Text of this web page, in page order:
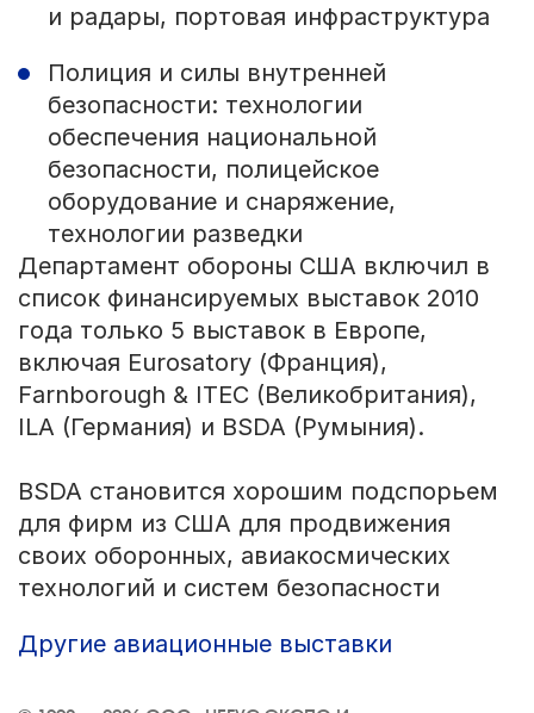
и радары, портовая инфраструктура
Полиция и силы внутренней
безопасности: технологии
обеспечения национальной
безопасности, полицейское
оборудование и снаряжение,
технологии разведки
Департамент обороны США включил в
список финансируемых выставок 2010
года только 5 выставок в Европе,
включая Eurosatory (Франция),
Farnborough & ITEC (Великобритания),
ILA (Германия) и BSDA (Румыния).
BSDA становится хорошим подспорьем
для фирм из США для продвижения
своих оборонных, авиакосмических
технологий и систем безопасности
Другие авиационные выставки